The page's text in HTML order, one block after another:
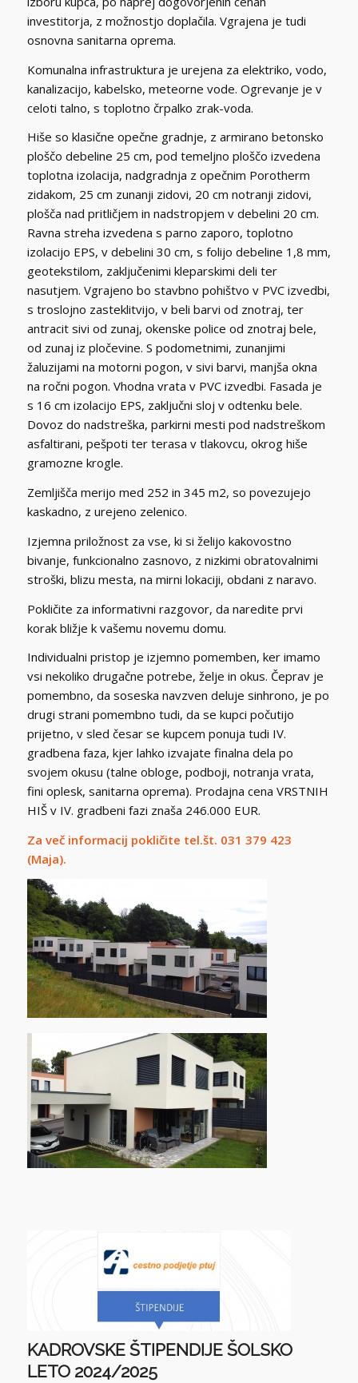
investitorja, z možnostjo doplačila. Vgrajena je tudi
osnovna sanitarna oprema.
Komunalna infrastruktura je urejena za elektriko, vodo,
kanalizacijo, kabelsko, meteorne vode. Ogrevanje je v
celoti talno, s toplotno črpalko zrak-voda.
Hiše so klasične opečne gradnje, z armirano betonsko
ploščo debeline 25 cm, pod temeljno ploščo izvedena
toplotna izolacija, nadgradnja z opečnim Porotherm
zidakom, 25 cm zunanji zidovi, 20 cm notranji zidovi,
plošča nad pritličjem in nadstropjem v debelini 20 cm.
Ravna streha izvedena s parno zaporo, toplotno
izolacijo EPS, v debelini 30 cm, s folijo debeline 1,8 mm,
geotekstilom, zaključenimi kleparskimi deli ter
nasutjem. Vgrajeno bo stavbno pohištvo v PVC izvedbi,
s troslojno zasteklitvijo, v beli barvi od znotraj, ter
antracit sivi od zunaj, okenske police od znotraj bele,
od zunaj iz pločevine. S podometnimi, zunanjimi
žaluzijami na motorni pogon, v sivi barvi, manjša okna
na ročni pogon. Vhodna vrata v PVC izvedbi. Fasada je
s 16 cm izolacijo EPS, zaključni sloj v odtenku bele.
Dovoz do nadstreška, parkirni mesti pod nadstreškom
asfaltirani, pešpoti ter terasa v tlakovcu, okrog hiše
gramozne krogle.
Zemljišča merijo med 252 in 345 m2, so povezujejo
kaskadno, z urejeno zelenico.
Izjemna priložnost za vse, ki si želijo kakovostno
bivanje, funkcionalno zasnovo, z nizkimi obratovalnimi
stroški, blizu mesta, na mirni lokaciji, obdani z naravo.
Pokličite za informativni razgovor, da naredite prvi
korak bližje k vašemu novemu domu.
Individualni pristop je izjemno pomemben, ker imamo
vsi nekoliko drugačne potrebe, želje in okus. Čeprav je
pomembno, da soseska navzven deluje sinhrono, je po
drugi strani pomembno tudi, da se kupci počutijo
prijetno, v sled česar se kupcem ponuja tudi IV.
gradbena faza, kjer lahko izvajate finalna dela po
svojem okusu (talne obloge, podboji, notranja vrata,
fini oplesk, sanitarna oprema). Prodajna cena VRSTNIH
HIŠ v IV. gradbeni fazi znaša 246.000 EUR.
Za več informacij pokličite tel.št. 031 379 423
(Maja).
KADROVSKE ŠTIPENDIJE ŠOLSKO
LETO 2024/2025